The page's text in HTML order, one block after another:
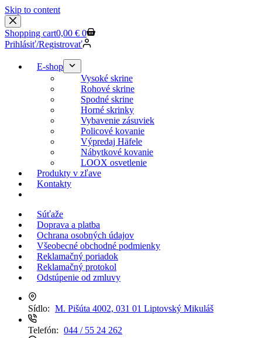
Skip to content
Shopping cart0,00 € 0
Prihlásiť/Registrovať
E-shop
Vysoké skrine
Rohové skrine
Spodné skrine
Horné skrinky
Vybavenie zásuviek
Policové kovanie
Výpredaj Häfele
Nábytkové kovanie
LOOX osvetlenie
Produkty v zľave
Kontakty
Súťaže
Doprava a platba
Ochrana osobných údajov
Všeobecné obchodné podmienky
Reklamačný poriadok
Reklamačný protokol
Odstúpenie od zmluvy
Sídlo: M. Pišúta 4002, 031 01 Liptovský Mikuláš
Telefón: 044 / 55 24 262